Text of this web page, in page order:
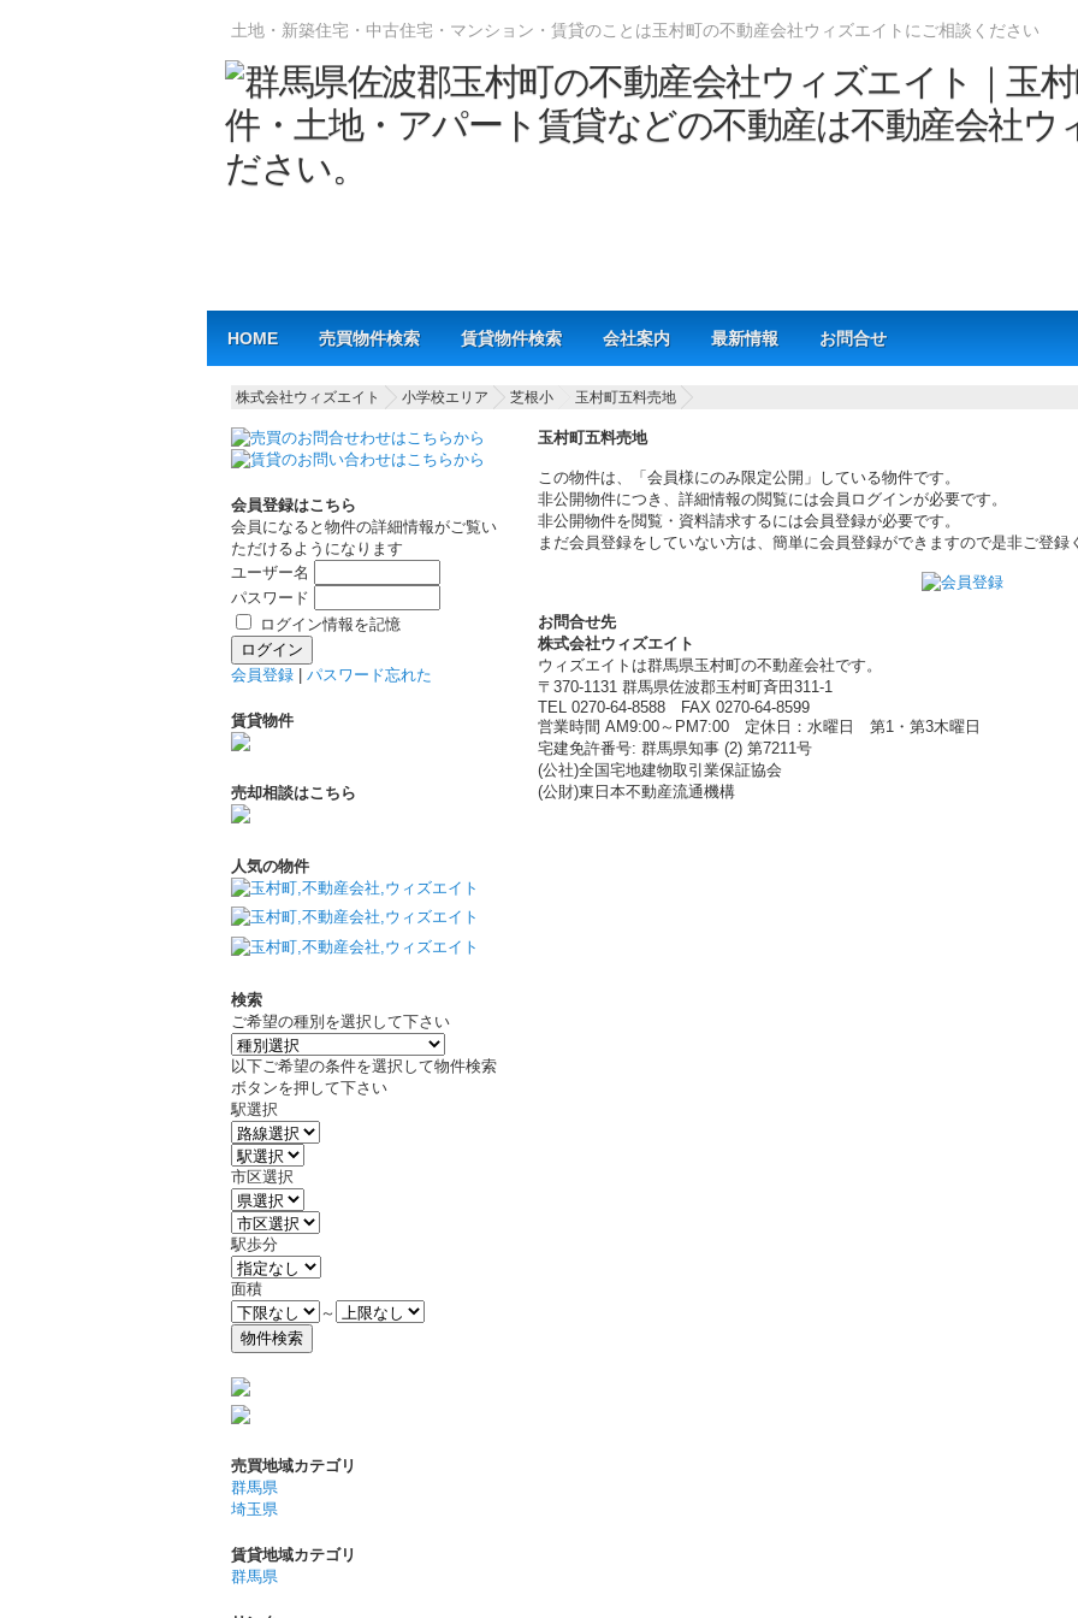
土地・新築住宅・中古住宅・マンション・賃貸のことは玉村町の不動産会社ウィズエイトにご相談ください
HOME 売買物件検索 賃貸物件検索 会社案内 最新情報 お問合せ
株式会社ウィズエイト 小学校エリア 芝根小 玉村町五料売地
玉村町五料売地
この物件は、「会員様にのみ限定公開」している物件です。
非公開物件につき、詳細情報の閲覧には会員ログインが必要です。
非公開物件を閲覧・資料請求するには会員登録が必要です。
まだ会員登録をしていない方は、簡単に会員登録ができますので是非ご登録
お問合せ先
株式会社ウィズエイト
ウィズエイトは群馬県玉村町の不動産会社です。
〒370-1131 群馬県佐波郡玉村町斉田311-1
TEL 0270-64-8588 FAX 0270-64-8599
営業時間 AM9:00～PM7:00 定休日：水曜日 第1・第3木曜日
宅建免許番号: 群馬県知事 (2) 第7211号
(公社)全国宅地建物取引業保証協会
(公財)東日本不動産流通機構
会員登録はこちら
会員になると物件の詳細情報がご覧い
ただけるようになります
ユーザー名
パスワード
ログイン情報を記憶
会員登録 | パスワード忘れた
賃貸物件
売却相談はこちら
人気の物件
検索
ご希望の種別を選択して下さい
以下ご希望の条件を選択して物件検索
ボタンを押して下さい
駅選択
市区選択
駅歩分
面積
～
売買地域カテゴリ
群馬県
埼玉県
賃貸地域カテゴリ
群馬県